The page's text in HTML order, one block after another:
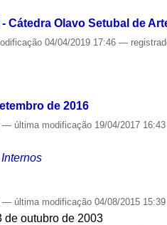
Cátedra Olavo Setubal de
04/04/2019 17:46—
de 2016
— última modificação 19/04/2017
— última modificação 04/08/2015
de outubro de 2003